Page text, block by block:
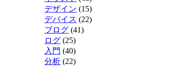
デザイン (15)
デバイス (22)
ブログ (41)
ログ (25)
入門 (40)
分析 (22)